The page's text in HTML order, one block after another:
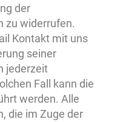
der
zu widerrufen.
Kontakt mit uns
seiner
jederzeit
Fall kann die
werden. Alle
die im Zuge der